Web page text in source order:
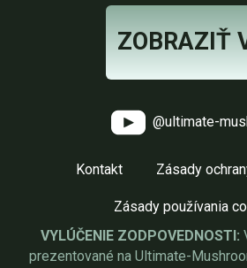
ZOBRAZIŤ
@ultimate-
Kontakt Zásady
Zásady používania
VYLÚČENIE ZODPOVEDNOSTI:
prezentované na Ultimate-